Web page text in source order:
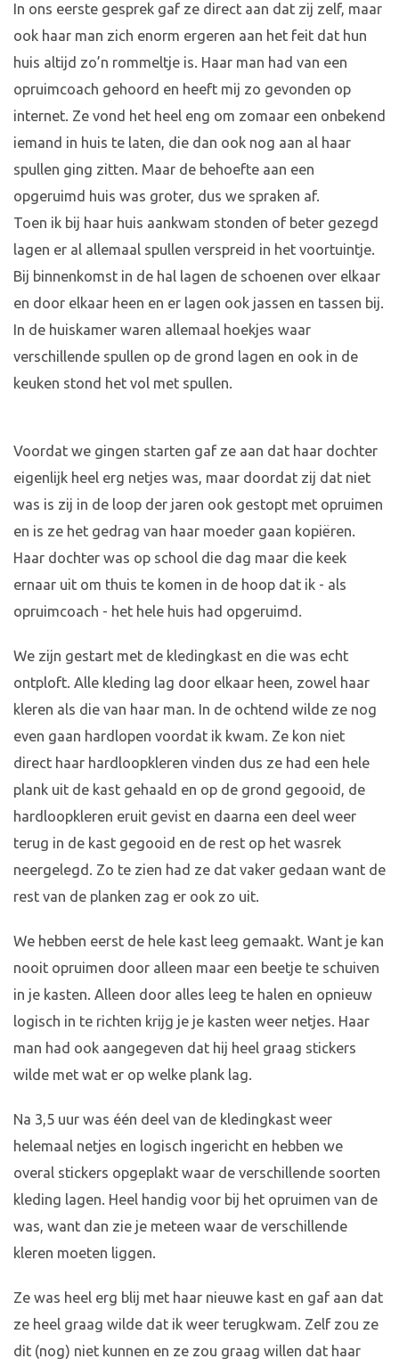
In ons eerste gesprek gaf ze direct aan dat zij zelf, maar
ook haar man zich enorm ergeren aan het feit dat hun
huis altijd zo’n rommeltje is. Haar man had van een
opruimcoach gehoord en heeft mij zo gevonden op
internet. Ze vond het heel eng om zomaar een onbekend
iemand in huis te laten, die dan ook nog aan al haar
spullen ging zitten. Maar de behoefte aan een
opgeruimd huis was groter, dus we spraken af.
Toen ik bij haar huis aankwam stonden of beter gezegd
lagen er al allemaal spullen verspreid in het voortuintje.
Bij binnenkomst in de hal lagen de schoenen over elkaar
en door elkaar heen en er lagen ook jassen en tassen bij.
In de huiskamer waren allemaal hoekjes waar
verschillende spullen op de grond lagen en ook in de
keuken stond het vol met spullen.
Voordat we gingen starten gaf ze aan dat haar dochter
eigenlijk heel erg netjes was, maar doordat zij dat niet
was is zij in de loop der jaren ook gestopt met opruimen
en is ze het gedrag van haar moeder gaan kopiëren.
Haar dochter was op school die dag maar die keek
ernaar uit om thuis te komen in de hoop dat ik - als
opruimcoach - het hele huis had opgeruimd.
We zijn gestart met de kledingkast en die was echt
ontploft. Alle kleding lag door elkaar heen, zowel haar
kleren als die van haar man. In de ochtend wilde ze nog
even gaan hardlopen voordat ik kwam. Ze kon niet
direct haar hardloopkleren vinden dus ze had een hele
plank uit de kast gehaald en op de grond gegooid, de
hardloopkleren eruit gevist en daarna een deel weer
terug in de kast gegooid en de rest op het wasrek
neergelegd. Zo te zien had ze dat vaker gedaan want de
rest van de planken zag er ook zo uit.
We hebben eerst de hele kast leeg gemaakt. Want je kan
nooit opruimen door alleen maar een beetje te schuiven
in je kasten. Alleen door alles leeg te halen en opnieuw
logisch in te richten krijg je je kasten weer netjes. Haar
man had ook aangegeven dat hij heel graag stickers
wilde met wat er op welke plank lag.
Na 3,5 uur was één deel van de kledingkast weer
helemaal netjes en logisch ingericht en hebben we
overal stickers opgeplakt waar de verschillende soorten
kleding lagen. Heel handig voor bij het opruimen van de
was, want dan zie je meteen waar de verschillende
kleren moeten liggen.
Ze was heel erg blij met haar nieuwe kast en gaf aan dat
ze heel graag wilde dat ik weer terugkwam. Zelf zou ze
dit (nog) niet kunnen en ze zou graag willen dat haar